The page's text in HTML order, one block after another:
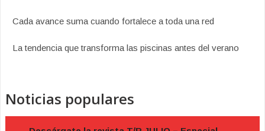
Cada avance suma cuando fortalece a toda una red
La tendencia que transforma las piscinas antes del verano
Noticias populares